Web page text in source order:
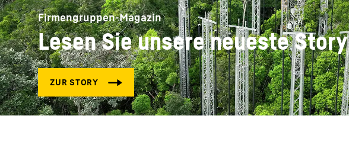
Mehr über die Firmengruppe
Firmengruppen-Magazin
Lesen Sie unsere neueste Story